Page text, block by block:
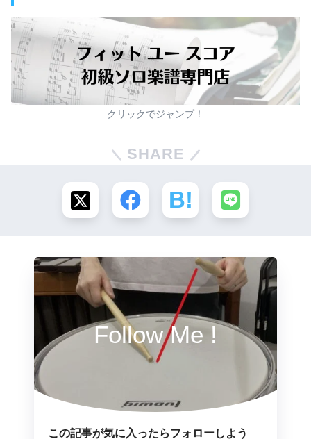
クリックでジャンプ！
SHARE
Follow Me !
この記事が気に入ったらフォローしよう